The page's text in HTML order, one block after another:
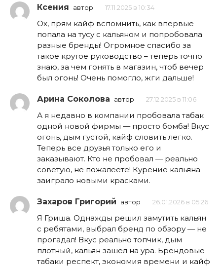
Ксения автор 17.11.2025 в 10:34
Ох, прям кайф вспомнить, как впервые
попала на тусу с кальяном и попробовала
разные бренды! Огромное спасибо за
такое крутое руководство – теперь точно
знаю, за чем гонять в магазин, чтоб вечер
был огонь! Очень помогло, жги дальше!
Арина Соколова автор 27.12.2025 в 11:06
А я недавно в компании пробовала табак
одной новой фирмы — просто бомба! Вкус
огонь, дым густой, кайф словить легко.
Теперь все друзья только его и
заказывают. Кто не пробовал — реально
советую, не пожалеете! Курение кальяна
заиграло новыми красками.
Захаров Григорий автор 26.01.2026 в 05:26
Я Гриша. Однажды решил замутить кальян
с ребятами, выбрал бренд по обзору — не
прогадал! Вкус реально топчик, дым
плотный, кальян зашёл на ура. Брендовые
табаки респект, экономия времени и кайф